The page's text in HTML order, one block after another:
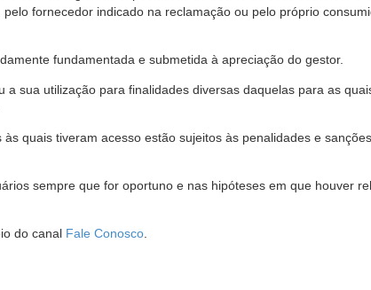
fornecedor indicado na reclamação ou pelo próprio
fundamentada e submetida à apreciação do gestor.
sua utilização para finalidades diversas daquelas para as
quais tiveram acesso estão sujeitos às penalidades e
sempre que for oportuno e nas hipóteses em que houver
do canal Fale Conosco